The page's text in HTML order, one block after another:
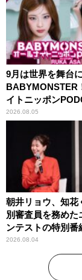
9月は世界を舞台
BABYMONSTER
イトニッポン
わりパーソナリティ
2026.08.05
朝井リョウ、知花
別審査員を務めた
ンテストの特別番
なたに伝えたいこ
2026.08.04